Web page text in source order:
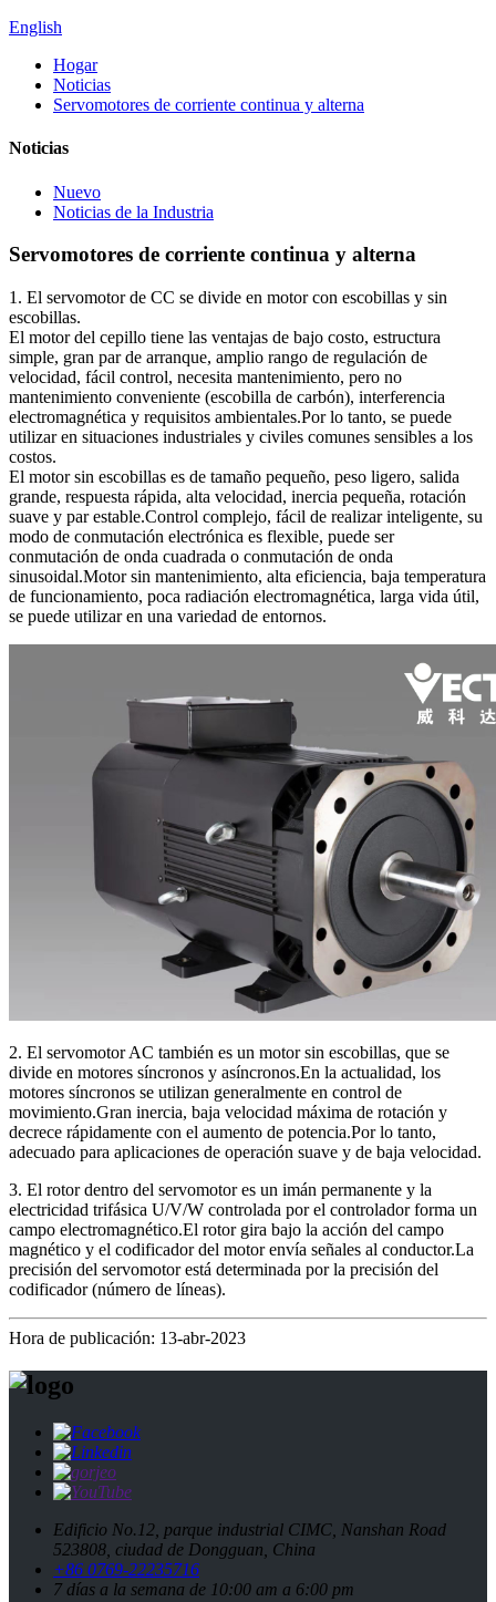
English
Hogar
Noticias
Servomotores de corriente continua y alterna
Noticias
Nuevo
Noticias de la Industria
Servomotores de corriente continua y alterna
1. El servomotor de CC se divide en motor con escobillas y sin
escobillas.
El motor del cepillo tiene las ventajas de bajo costo, estructura
simple, gran par de arranque, amplio rango de regulación de
velocidad, fácil control, necesita mantenimiento, pero no
mantenimiento conveniente (escobilla de carbón), interferencia
electromagnética y requisitos ambientales.Por lo tanto, se puede
utilizar en situaciones industriales y civiles comunes sensibles a los
costos.
El motor sin escobillas es de tamaño pequeño, peso ligero, salida
grande, respuesta rápida, alta velocidad, inercia pequeña, rotación
suave y par estable.Control complejo, fácil de realizar inteligente, su
modo de conmutación electrónica es flexible, puede ser
conmutación de onda cuadrada o conmutación de onda
sinusoidal.Motor sin mantenimiento, alta eficiencia, baja temperatura
de funcionamiento, poca radiación electromagnética, larga vida útil,
se puede utilizar en una variedad de entornos.
2. El servomotor AC también es un motor sin escobillas, que se
divide en motores síncronos y asíncronos.En la actualidad, los
motores síncronos se utilizan generalmente en control de
movimiento.Gran inercia, baja velocidad máxima de rotación y
decrece rápidamente con el aumento de potencia.Por lo tanto,
adecuado para aplicaciones de operación suave y de baja velocidad.
3. El rotor dentro del servomotor es un imán permanente y la
electricidad trifásica U/V/W controlada por el controlador forma un
campo electromagnético.El rotor gira bajo la acción del campo
magnético y el codificador del motor envía señales al conductor.La
precisión del servomotor está determinada por la precisión del
codificador (número de líneas).
Hora de publicación: 13-abr-2023
Edificio No.12, parque industrial CIMC, Nanshan Road
523808, ciudad de Dongguan, China
+86 0769-22235716
7 días a la semana de 10:00 am a 6:00 pm